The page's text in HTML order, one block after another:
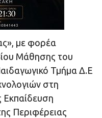
με φορέα
Μάθησης του
Τμήμα Δ.Ε
στη
Εκπαίδευση
Περιφέρειας